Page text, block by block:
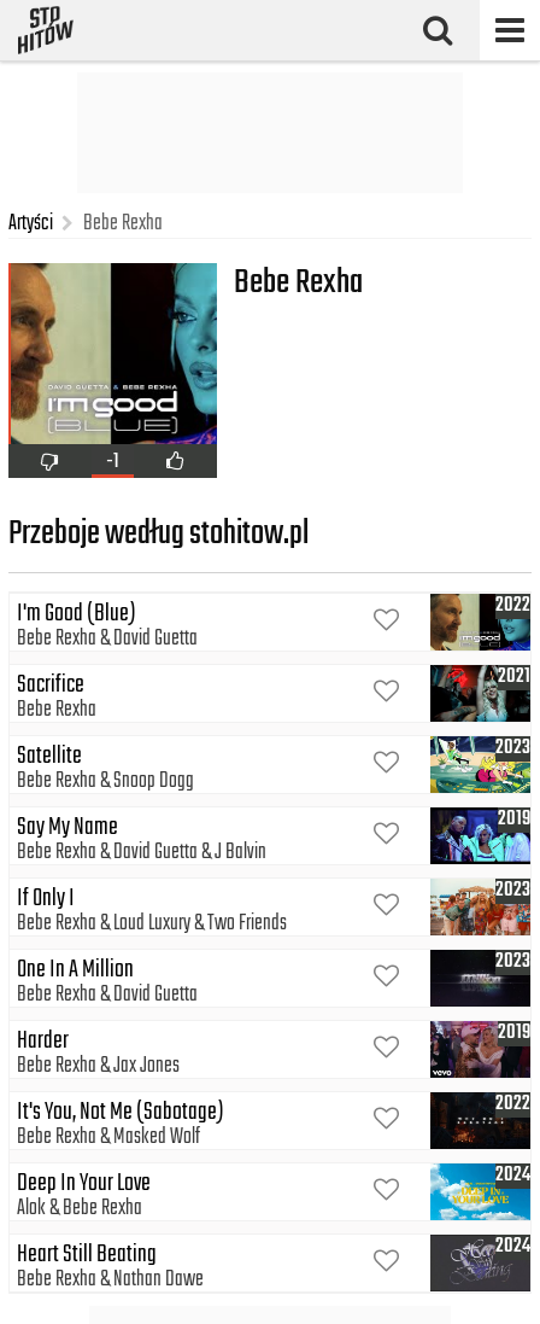
Artyści Bebe Rexha
-1
Bebe Rexha
Przeboje według stohitow.pl
2022
I'm Good (Blue)
Bebe Rexha David Guetta
2021
Sacrifice
Bebe Rexha
2023
Satellite
Bebe Rexha Snoop Dogg
2019
Say My Name
Bebe Rexha David Guetta J Balvin
2023
If Only I
Bebe Rexha Loud Luxury Two Friends
2023
One In A Million
Bebe Rexha David Guetta
2019
Harder
Bebe Rexha Jax Jones
2022
It's You, Not Me (Sabotage)
Bebe Rexha Masked Wolf
2024
Deep In Your Love
Alok Bebe Rexha
2024
Heart Still Beating
Bebe Rexha Nathan Dawe